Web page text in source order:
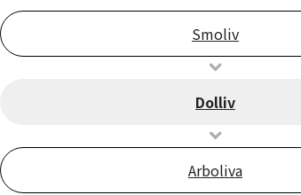
Smoliv
Dolliv
Arboliva